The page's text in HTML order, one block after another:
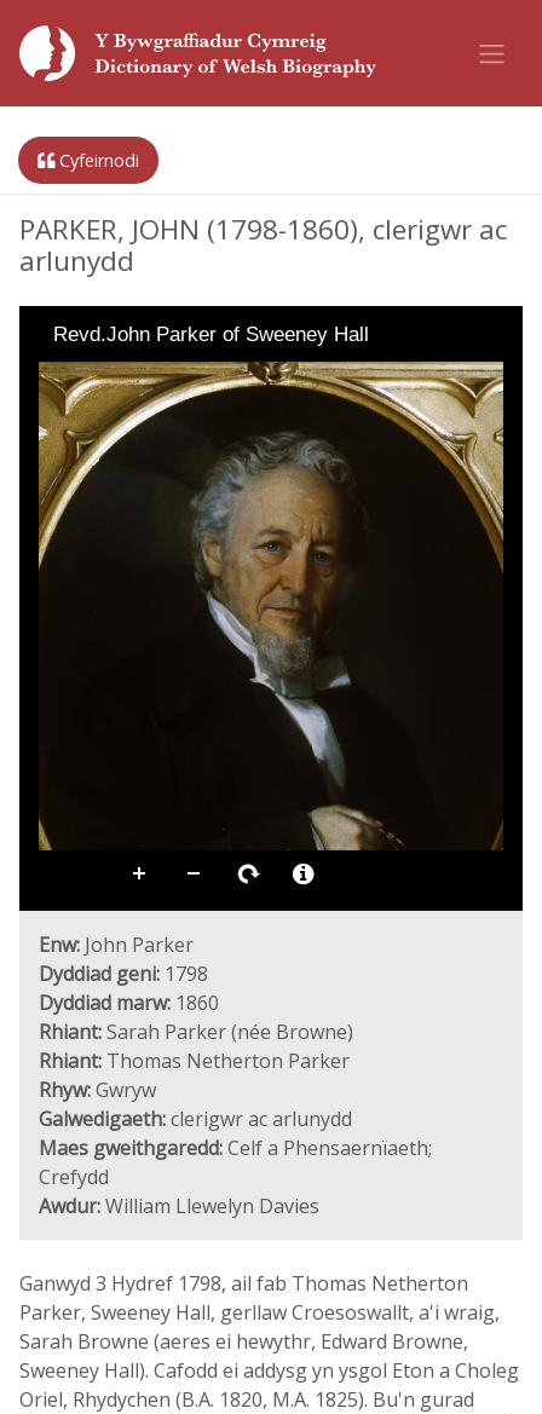
Cyfeirnodi
PARKER, JOHN (1798-1860), clerigwr ac
arlunydd
Revd.John Parker of Sweeney Hall
Enw: John Parker
Dyddiad geni: 1798
Dyddiad marw: 1860
Rhiant:Sarah Parker (née Browne)
Rhiant: Thomas Netherton Parker
Rhyw:Gwryw
Galwedigaeth:clerigwr ac arlunydd
Maes gweithgaredd:Celf a Phensaernïaeth;
Crefydd
Awdur:William Llewelyn Davies
Ganwyd 3 Hydref 1798, ail fab Thomas Netherton
Parker, Sweeney Hall, gerllaw Croesoswallt, a'i wraig,
Sarah Browne (aeres ei hewythr, Edward Browne,
Sweeney Hall). Cafodd ei addysg yn ysgol Eton a Choleg
Oriel, Rhydychen (B.A. 1820, M.A. 1825). Bu'n gurad